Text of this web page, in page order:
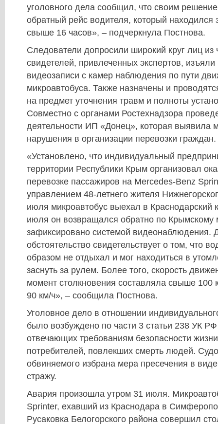
уголовного дела сообщил, что своим
обратный рейс водителя, который находился
свыше 16 часов», – подчеркнула Постнова.
Следователи допросили широкий круг лиц из
свидетелей, привлеченных экспертов, изъяли
видеозаписи с камер наблюдения по пути
микроавтобуса. Также назначены и
на предмет уточнения травм и полноты
Совместно с органами Ростехнадзора
деятельности ИП «Донец», которая выявила
нарушения в организации перевозки граждан.
«Установлено, что индивидуальный
территории Республики Крым организовал
перевозке пассажиров на Mercedes-Benz
управлением 48-летнего жителя
июля микроавтобус выехал в Краснодарский
июля он возвращался обратно по Крымскому
зафиксировано системой видеонаблюдения.
обстоятельство свидетельствует о том, что
образом не отдыхал и мог находиться в
заснуть за рулем. Более того, скорость
момент столкновения составляла свыше 100
90 км/ч», – сообщила Постнова.
Уголовное дело в отношении
было возбуждено по части 3 статьи 238 УК РФ
отвечающих требованиям безопасности
потребителей, повлекших смерть людей.
обвиняемого избрана мера пресечения в
стражу.
Авария произошла утром 31 июля.
Sprinter, ехавший из Краснодара в
Русаковка Белогорского района совершил